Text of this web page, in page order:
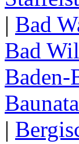
| Bad
Bad
Baden-
|